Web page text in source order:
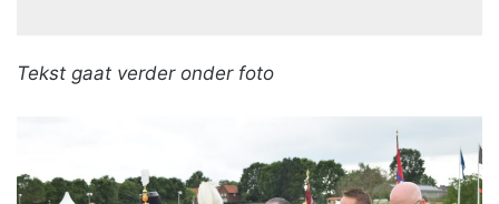
Tekst gaat verder onder foto